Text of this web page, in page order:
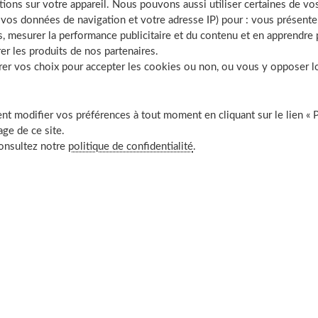
arthrose banale qui provient d'un simple processus de
de la formation de cristaux calciques à l'intérieur d'une
le diagnostic avec certitude. Les genoux - et souvent de
Les poussées avec impotence douloureuse durent en
parfois tel qu'il faut ponctionner et injecter de la cortisone.
peut suffire. A ce jour, il n'existe pas de réel
dissoudre les cristaux intra-articulaires constitutifs de
goutte".
pour vous aider
vos genoux !
sur votre appareil. Nous pouvons aussi utiliser certaines de
données de navigation et votre adresse IP) pour : vous
mesurer la performance publicitaire et du contenu et en apprendre
les produits de nos partenaires.
vos choix pour accepter les cookies ou non, ou vous y opposer
modifier vos préférences à tout moment en cliquant sur le lien «
de ce site.
notre politique de confidentialité.